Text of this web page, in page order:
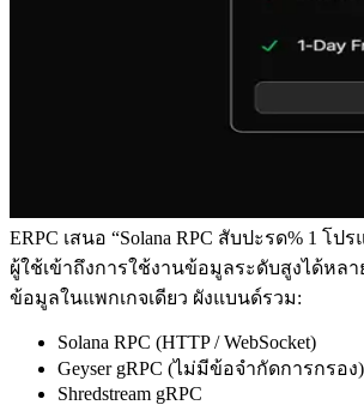
ERPC เสนอ “Solana RPC สับปะรด% 1 โ
ผู้ใช้เข้าถึงการใช้งานข้อมูลระดับสูงได้หลา
ข้อมูลในแพกเกจเดียว ผังแบนด์รวม:
Solana RPC (HTTP / WebSocket)
Geyser gRPC (ไม่มีข้อจํากัดการกรอง)
Shredstream gRPC